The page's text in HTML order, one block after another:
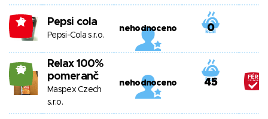
-8 Pepsi cola
Pepsi-Cola s.r.o.
nehodnoceno 0
23
Relax 100%
pomeranč
Maspex Czech
s.r.o.
nehodnoceno 45